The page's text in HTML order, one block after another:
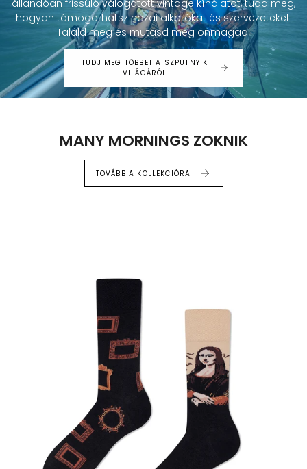
állandóan frissülő válogatott vintage kínálatot, tudd meg,
hogyan támogathatsz hazai alkotókat és szervezeteket.
Találd meg és mutasd meg önmagad!
TUDJ MEG TÖBBET A SZPUTNYIK
VILÁGÁRÓL
MANY MORNINGS ZOKNIK
TOVÁBB A KOLLEKCIÓRA